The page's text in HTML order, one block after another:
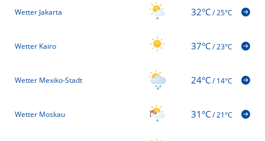
Wetter Jakarta 32°C/25°C
Wetter Kairo 37°C/23°C
Wetter Mexiko-Stadt 24°C/14°C
Wetter Moskau 31°C/21°C